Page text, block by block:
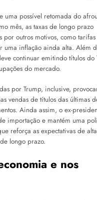
uma possível retomada do
mês, as taxas de longo prazo
por outros motivos, como
uma inflação ainda alta. Além
continuar emitindo títulos do
do mercado.
por Trump, inclusive,
vendas de títulos das últimas
Ainda assim, o ex-
importação e mantém uma
reforça as expectativas de
longo prazo.
e nos